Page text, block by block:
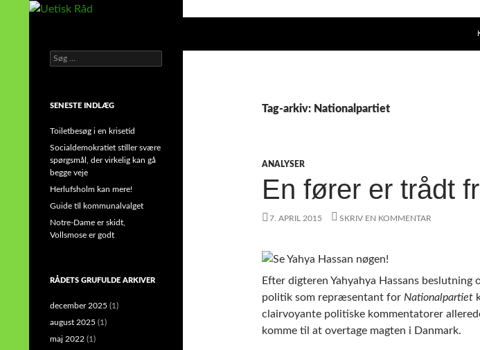
Tag-arkiv: Nationalpartiet
ANALYSER
En fører er trådt
7. APRIL 2015 SKRIV EN KOMMENTAR
Efter digteren Yahyahya Hassans beslutning
politik som repræsentant for Nationalpartiet
clairvoyante politiske kommentatorer
komme til at overtage magten i Danmark.
din stemme i et sygt, sygt samfund!
Søg
efter:
SENESTE INDLÆG
Toiletbesøg i en krisetid
Socialdemokratiet stiller svære
spørgsmål, der virkelig kan gå
begge veje
Herlufsholm kan mere!
Guide til kommunalvalget
Notre-Dame er skidt,
Vollsmose er godt
RÅDETS GRUFULDE ARKIVER
december 2025 (1)
august 2025 (1)
maj 2022 (1)